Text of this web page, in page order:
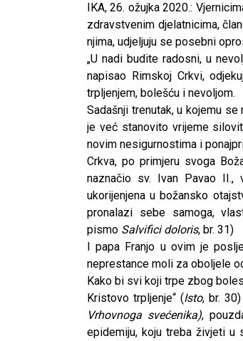
IKA, 26. ožujka 2020.:
zdravstvenim djelatnicima,
njima, udjeljuju se posebni
„U nadi budite radosni, u
napisao Rimskoj Crkvi,
trpljenjem, bolešću i nevoljom.
Sadašnji trenutak, u kojemu
je već stanovito vrijeme
novim nesigurnostima i
Crkva, po primjeru svoga
naznačio sv. Ivan Pavao II.,
ukorijenjena u božansko
pronalazi sebe samoga,
pismo Salvifici doloris, br. 31)
I papa Franjo u ovim je
neprestance moli za oboljele
Kako bi svi koji trpe zbog
Kristovo trpljenje“ (Isto, br.
Vrhovnoga svećenika),
epidemiju, koju treba živjeti u